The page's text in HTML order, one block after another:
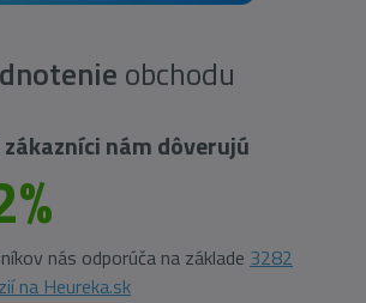
obchodu
zákazníci nám dôverujú
nás odporúča na základe 3282
na Heureka.sk